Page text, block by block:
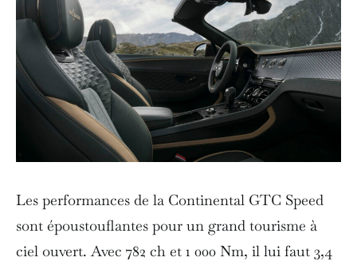
Les performances de la Continental GTC Speed ​​
sont époustouflantes pour un grand tourisme à
ciel ouvert. Avec 782 ch et 1 000 Nm, il lui faut 3,4